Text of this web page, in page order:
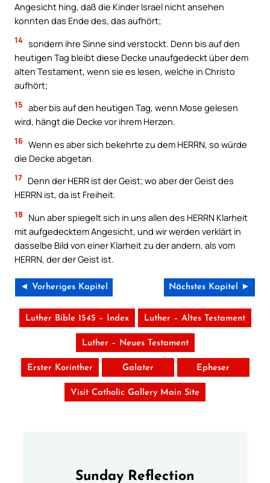
Angesicht hing, daß die Kinder Israel nicht ansehen
konnten das Ende des, das aufhört;
14 sondern ihre Sinne sind verstockt. Denn bis auf den
heutigen Tag bleibt diese Decke unaufgedeckt über dem
alten Testament, wenn sie es lesen, welche in Christo
aufhört;
15 aber bis auf den heutigen Tag, wenn Mose gelesen
wird, hängt die Decke vor ihrem Herzen.
16 Wenn es aber sich bekehrte zu dem HERRN, so würde
die Decke abgetan.
17 Denn der HERR ist der Geist; wo aber der Geist des
HERRN ist, da ist Freiheit.
18
Nun aber spiegelt sich in uns allen des HERRN Klarheit
mit aufgedecktem Angesicht, und wir werden verklärt in
dasselbe Bild von einer Klarheit zu der andern, als vom
HERRN, der der Geist ist.
◄ Vorheriges Kapitel Nächstes Kapitel ►
Luther Bible 1545 – Index Luther – Altes Testament
Luther – Neues Testament
Erster Korinther Galater Epheser
Visit Catholic Gallery Main Site
Sunday Reflection